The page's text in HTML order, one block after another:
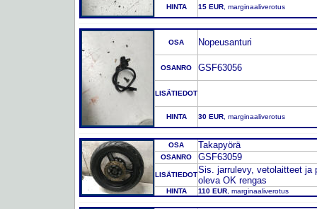
HINTA 15 EUR , marginaaliverotus
OSA Nopeusanturi
OSANRO GSF63056
LISÄTIEDOT
HINTA 30 EUR , marginaaliverotus
OSA Takapyörä
OSANRO GSF63059
LISÄTIEDOTSis. jarrulevy, vetolaitteet ja
oleva OK rengas
HINTA 110 EUR , marginaaliverotus